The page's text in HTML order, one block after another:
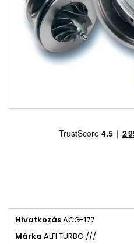
HivatkozásACG-177
Márka ALFI TURBO ///